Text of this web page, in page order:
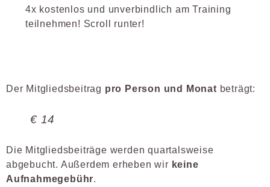
4x kostenlos und unverbindlich am Training
teilnehmen! Scroll runter!
Der Mitgliedsbeitrag pro Person und Monat beträgt:
€ 14
Die Mitgliedsbeiträge werden quartalsweise
abgebucht. Außerdem erheben wir keine
Aufnahmegebühr.